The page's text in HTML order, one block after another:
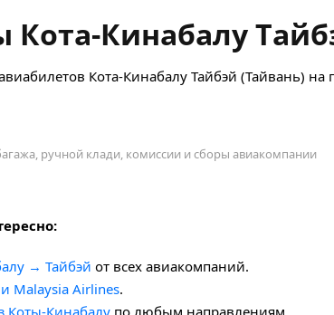
Кота-Кинабалу
Кота-Кинабалу Тайбэй (Тайвань)
ручной клади, комиссии и сборы авиакомпании
→ Тайбэй от всех авиакомпаний.
Malaysia Airlines.
Коты-Кинабалу по любым направлениям.